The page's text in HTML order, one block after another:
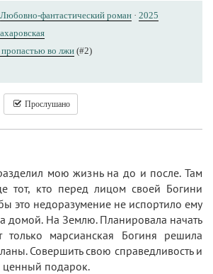
Любовно-фантастический роман · 2025
во лжи (#2)
Прослушано
мою жизнь на до и после. Там
тот, кто перед лицом своей Богини
это недоразумение не испортило ему
домой. На Землю. Планировала начать
марсианская Богиня решила
Совершить свою справедливость и
ценный подарок.